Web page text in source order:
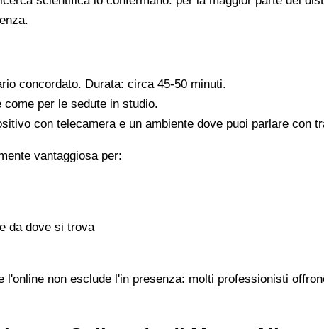
concordato. Durata: circa 45-50 minuti.
per le sedute in studio.
con telecamera e un ambiente dove puoi parlare con
vantaggiosa per:
da dove si trova
non esclude l'in presenza: molti professionisti